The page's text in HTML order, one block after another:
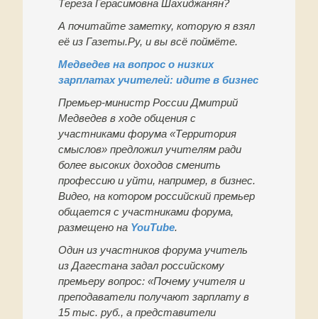
Тереза Герасимовна Шахиджанян?
А почитайте заметку, которую я взял
её из Газеты.Ру, и вы всё поймёте.
Медведев на вопрос о низких
зарплатах учителей: идите в бизнес
Премьер-министр России Дмитрий
Медведев в ходе общения с
участниками форума «Территория
смыслов» предложил учителям ради
более высоких доходов сменить
профессию и уйти, например, в бизнес.
Видео, на котором российский премьер
общается с участниками форума,
размещено на YouTube.
Один из участников форума учитель
из Дагестана задал российскому
премьеру вопрос: «Почему учителя и
преподаватели получают зарплату в
15 тыс. руб., а представители